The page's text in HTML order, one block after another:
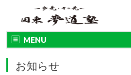
MENU
お知らせ